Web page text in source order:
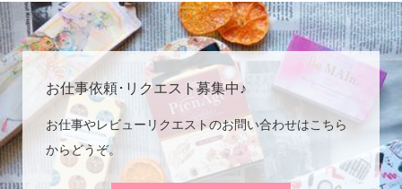
お仕事依頼･リクエスト募集中♪
お仕事やレビューリクエストのお問い合わせはこちら
からどうぞ。